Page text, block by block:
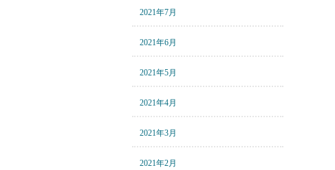
2021年7月
2021年6月
2021年5月
2021年4月
2021年3月
2021年2月